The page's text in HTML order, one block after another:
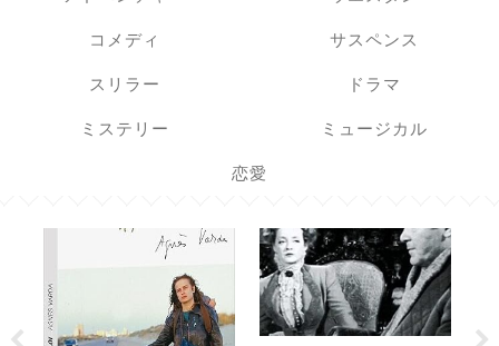
コメディ サスペンス
スリラー ドラマ
ミステリー ミュージカル
恋愛